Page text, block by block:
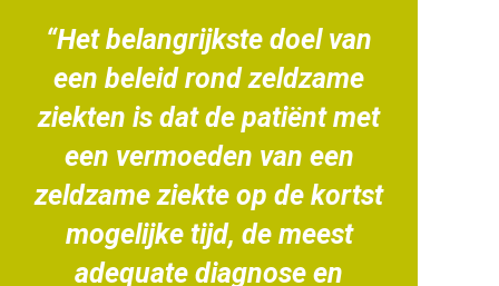
“Het belangrijkste doel van
een beleid rond zeldzame
ziekten is dat de patiënt met
een vermoeden van een
zeldzame ziekte op de kortst
mogelijke tijd, de meest
adequate diagnose en